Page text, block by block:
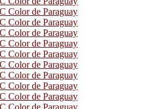
Color de Paraguay
Color de Paraguay
Color de Paraguay
Color de Paraguay
Color de Paraguay
Color de Paraguay
Color de Paraguay
Color de Paraguay
Color de Paraguay
Color de Paraguay